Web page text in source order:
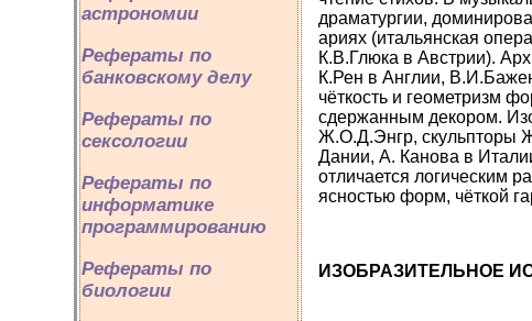
астрономии
Рефераты по
банковскому делу
Рефераты по
сексологии
Рефераты по
информатике
программированию
Рефераты по
биологии
драматургии,
ариях (итальянская
К.В.Глюка в Австрии).
К.Рен в Англии,
чёткость и геометризм
сдержанным декором.
Ж.О.Д.Энгр, скульпторы
Дании, А. Канова в
отличается логическим
ясностью форм, чёткой
ИЗОБРАЗИТЕЛЬНОЕ